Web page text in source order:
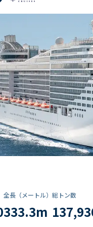
全長（メートル）
333.3m
総トン数​